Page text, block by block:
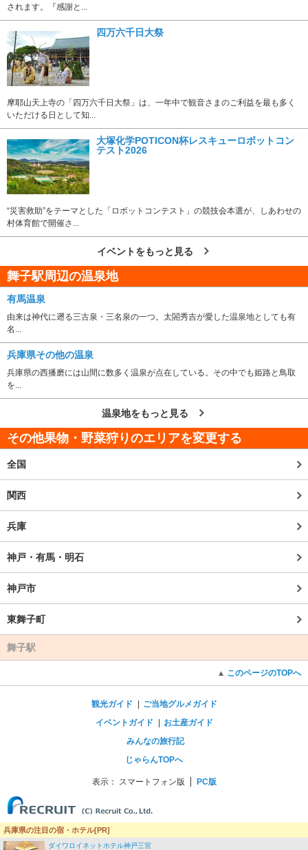
されます。『感謝と...
四万六千日大祭
摩耶山天上寺の「四万六千日大祭」は、一年中で観音さまのご利益を最も多く
いただける日として知...
大塚化学POTICON杯レスキューロボットコン
テスト2026
“災害救助”をテーマとした「ロボットコンテスト」の競技会本選が、しあわせの
村体育館で開催さ...
イベントをもっと見る
舞子駅周辺の温泉地
有馬温泉
由来は神代に遡る三古泉・三名泉の一つ。太閤秀吉が愛した温泉地としても有
名...
兵庫県その他の温泉
兵庫県の西播磨には山間に数多く温泉が点在している。その中でも姫路と鳥取
を...
温泉地をもっと見る
その他果物・野菜狩りのエリアを変更する
全国
関西
兵庫
神戸・有馬・明石
神戸市
東舞子町
舞子駅
このページのTOPへ
観光ガイド
ご当地グルメガイド
イベントガイド
お土産ガイド
みんなの旅行記
じゃらんTOPへ
表示： スマートフォン版 PC版
兵庫県の注目の宿・ホテル[PR]
ダイワロイネットホテル神戸三宮